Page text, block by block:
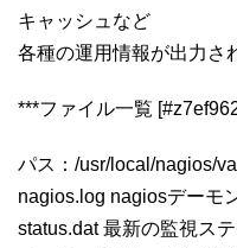
キャッシュなど
各種の運用情報が出力さ
***ファイル一覧
パス：/usr/local/nagios/
nagios.log nagiosデーモ
status.dat 最新の監視ス